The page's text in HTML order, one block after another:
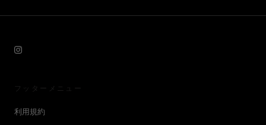
フッターメニュー
利用規約